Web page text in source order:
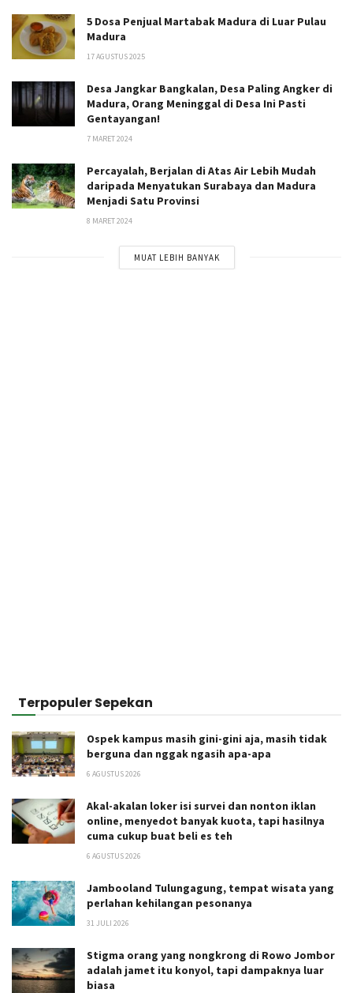
5 Dosa Penjual Martabak Madura di Luar Pulau
Madura
17 AGUSTUS 2025
Desa Jangkar Bangkalan, Desa Paling Angker di
Madura, Orang Meninggal di Desa Ini Pasti
Gentayangan!
7 MARET 2024
Percayalah, Berjalan di Atas Air Lebih Mudah
daripada Menyatukan Surabaya dan Madura
Menjadi Satu Provinsi
8 MARET 2024
MUAT LEBIH BANYAK
Terpopuler Sepekan
Ospek kampus masih gini-gini aja, masih tidak
berguna dan nggak ngasih apa-apa
6 AGUSTUS 2026
Akal-akalan loker isi survei dan nonton iklan
online, menyedot banyak kuota, tapi hasilnya
cuma cukup buat beli es teh
6 AGUSTUS 2026
Jambooland Tulungagung, tempat wisata yang
perlahan kehilangan pesonanya
31 JULI 2026
Stigma orang yang nongkrong di Rowo Jombor
adalah jamet itu konyol, tapi dampaknya luar
biasa